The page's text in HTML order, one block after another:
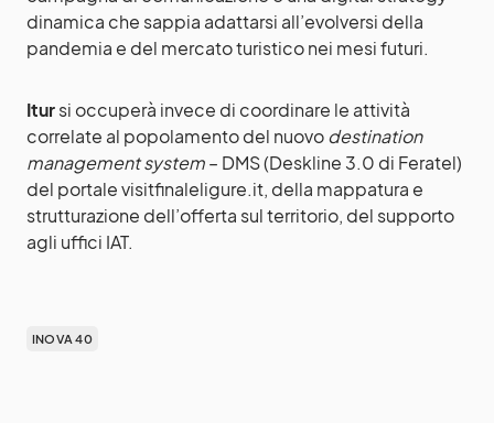
dinamica che sappia adattarsi all’evolversi della
pandemia e del mercato turistico nei mesi futuri.
Itursi occuperà invece di coordinare le attività
correlate al popolamento del nuovodestination
management system– DMS (Deskline 3.0 di Feratel)
del portale visitfinaleligure.it, della mappatura e
strutturazione dell’offerta sul territorio, del supporto
agli uffici IAT.
INOVA 40